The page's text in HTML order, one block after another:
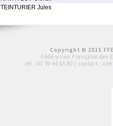
TEINTURIER Jules
Copyright © 2015
Fédération Française des
tél : 01 39 44 65 80 | contact :